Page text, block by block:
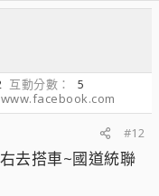
互動分數
5
www.facebook.com
#12
去搭車~國道統聯